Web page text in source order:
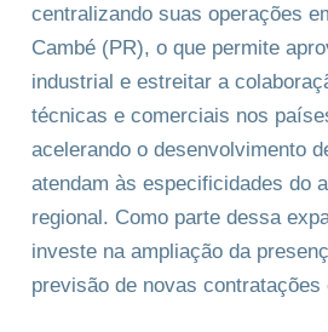
centralizando suas operações
Cambé (PR), o que permite
industrial e estreitar a
técnicas e comerciais nos
acelerando o desenvolvimento
atendam às especificidades do
regional. Como parte dessa
investe na ampliação da
previsão de novas contratações